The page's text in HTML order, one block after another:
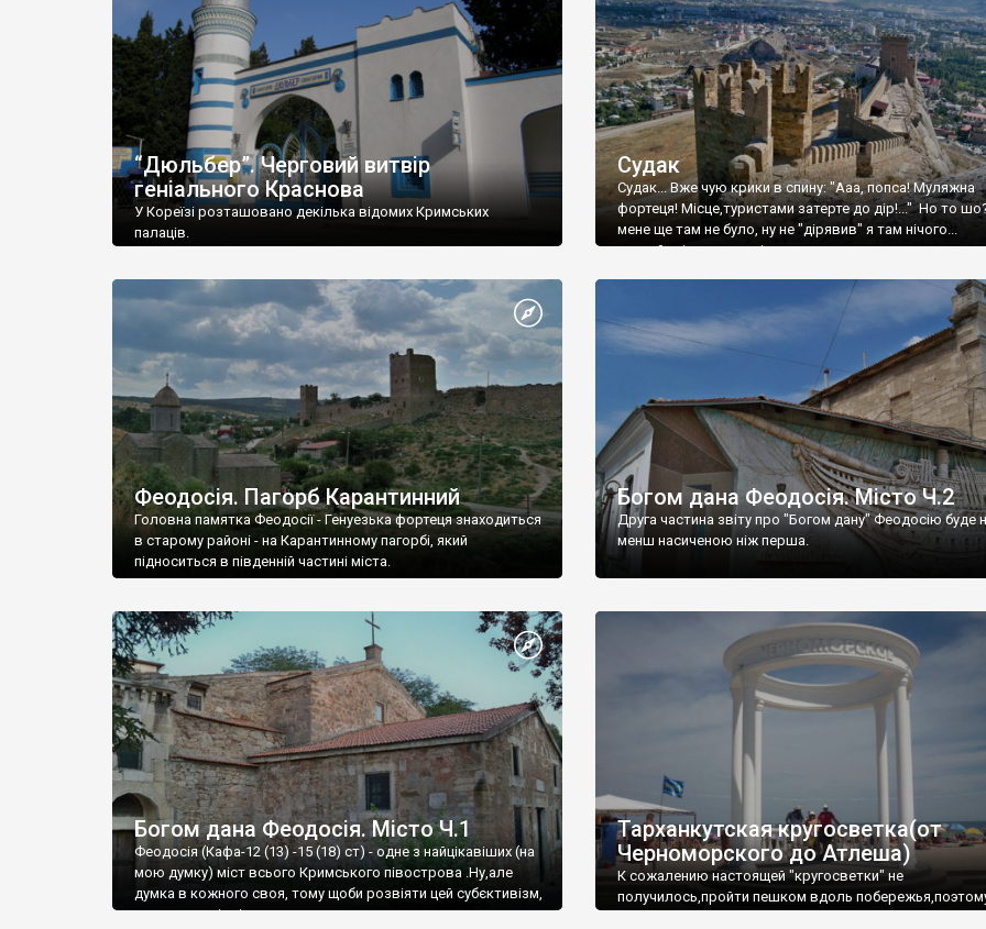
“Дюльбер”. Черговий витвір
геніального Краснова
У Кореїзі розташовано декілька відомих Кримських
палаців.
Судак
Судак... Вже чую крики в спину: "Ааа, попса! Муляжна
фортеця! Місце,туристами затерте до дір!..." Но то
мене ще там не було, ну не "дірявив" я там нічого...
принаймні до цього літа.
Феодосія. Пагорб Карантинний
Головна памятка Феодосії - Генуезька фортеця знаходиться
в старому районі - на Карантинному пагорбі, який
підноситься в південній частині міста.
Богом дана Феодосія. Місто Ч.2
Друга частина звіту про "Богом дану" Феодосію буде
менш насиченою ніж перша.
Богом дана Феодосія. Місто Ч.1
Феодосія (Кафа-12 (13) -15 (18) ст) - одне з найцікавіших (на
мою думку) міст всього Кримського півострова .Ну,але
думка в кожного своя, тому щоби розвіяти цей субєктивізм,
запрошую відвідати це
Тарханкутская кругосветка(от
Черноморского до Атлеша)
К сожалению настоящей "кругосветки" не
получилось,пройти пешком вдоль